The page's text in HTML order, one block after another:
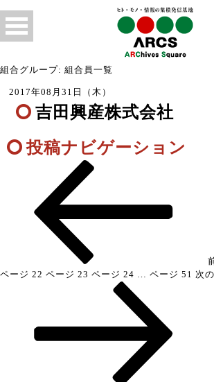
組合グループ: 組合員一覧
2017年08月31日（木）
吉田興産株式会社
投稿ナビゲーション
ページ 22 ページ 23 ページ 24 … ページ 51 次